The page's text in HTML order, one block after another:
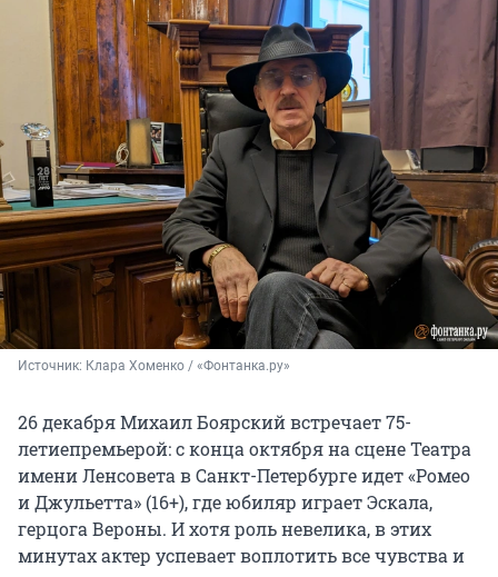
Источник: Клара Хоменко / «Фонтанка.ру»
26 декабря Михаил Боярский встречает 75-
летиепремьерой: с конца октября на сцене Театра
имени Ленсовета в Санкт-Петербурге идет «Ромео
и Джульетта» (16+), где юбиляр играет Эскала,
герцога Вероны. И хотя роль невелика, в этих
минутах актер успевает воплотить все чувства и